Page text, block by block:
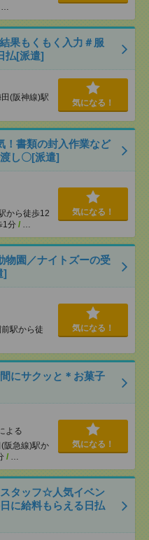
…
果もくもく入力＃服
払[派遣]
(阪神線)駅
気になる！
！書類の封入作業など
し〇[派遣]
から徒歩12
1分 / …
気になる！
園／ナイトズーの受
]
駅から徒
気になる！
にサクッと＊お菓子
よる
阪急線)駅か
/ …
気になる！
タッフ☆人気イベン
に給料もらえる日払